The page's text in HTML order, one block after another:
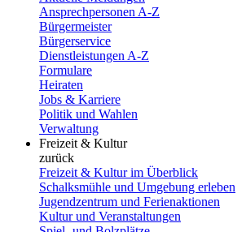
Ansprechpersonen A-Z
Bürgermeister
Bürgerservice
Dienstleistungen A-Z
Formulare
Heiraten
Jobs & Karriere
Politik und Wahlen
Verwaltung
Freizeit & Kultur
zurück
Freizeit & Kultur im Überblick
Schalksmühle und Umgebung erleben
Jugendzentrum und Ferienaktionen
Kultur und Veranstaltungen